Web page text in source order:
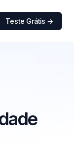
Teste Grátis →